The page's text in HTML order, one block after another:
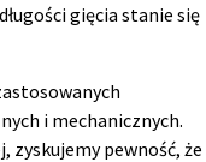
gięcia stanie się
i mechanicznych.
zyskujemy pewność, że